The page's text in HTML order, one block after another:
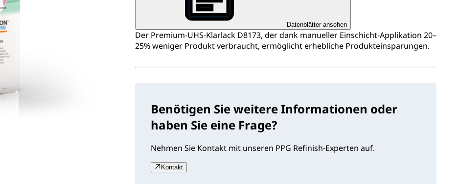
Datenblätter ansehen
Der Premium‑UHS‑Klarlack D8173, der dank manueller Einschicht‑Applikation 20–
25% weniger Produkt verbraucht, ermöglicht erhebliche Produkteinsparungen.
Benötigen Sie weitere Informationen oder
haben Sie eine Frage?
Nehmen Sie Kontakt mit unseren PPG Refinish-Experten auf.
Kontakt